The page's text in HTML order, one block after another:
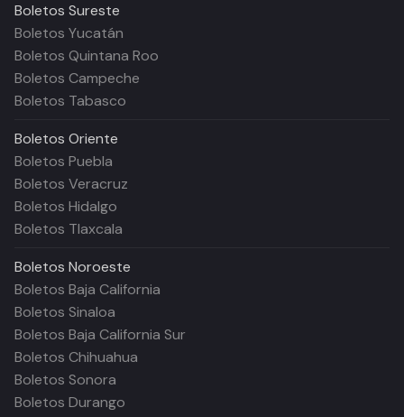
Boletos Sureste
Boletos Yucatán
Boletos Quintana Roo
Boletos Campeche
Boletos Tabasco
Boletos Oriente
Boletos Puebla
Boletos Veracruz
Boletos Hidalgo
Boletos Tlaxcala
Boletos Noroeste
Boletos Baja California
Boletos Sinaloa
Boletos Baja California Sur
Boletos Chihuahua
Boletos Sonora
Boletos Durango